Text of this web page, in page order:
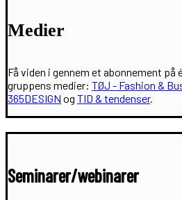
Medier
Få viden i gennem et abonnement på
gruppens medier: TØJ - Fashion &
365DESIGN og TID & tendenser.
Seminarer/webinarer